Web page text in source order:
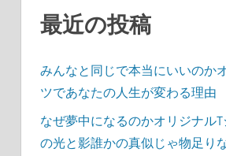
最近の投稿
みんなと同じで本当にいいのか
ツであなたの人生が変わる理由
なぜ夢中になるのかオリジナル
の光と影誰かの真似じゃ物足り